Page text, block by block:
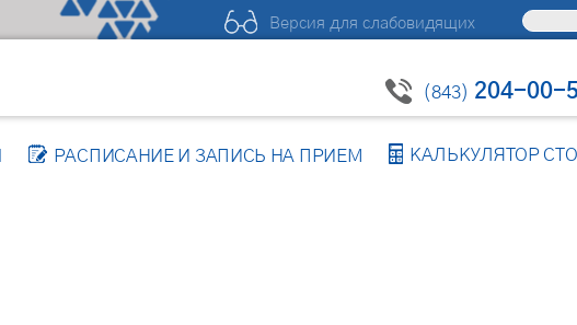
Версия для слабовидящих
(843) 204-00-
РАСПИСАНИЕ И ЗАПИСЬ НА ПРИЕМ КАЛЬКУЛЯТОР